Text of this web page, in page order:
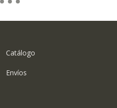
Catálogo
Envíos